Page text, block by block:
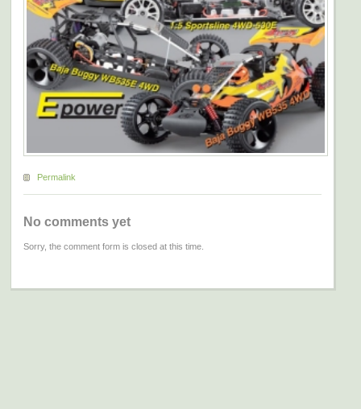
Permalink
No comments yet
Sorry, the comment form is closed at this time.